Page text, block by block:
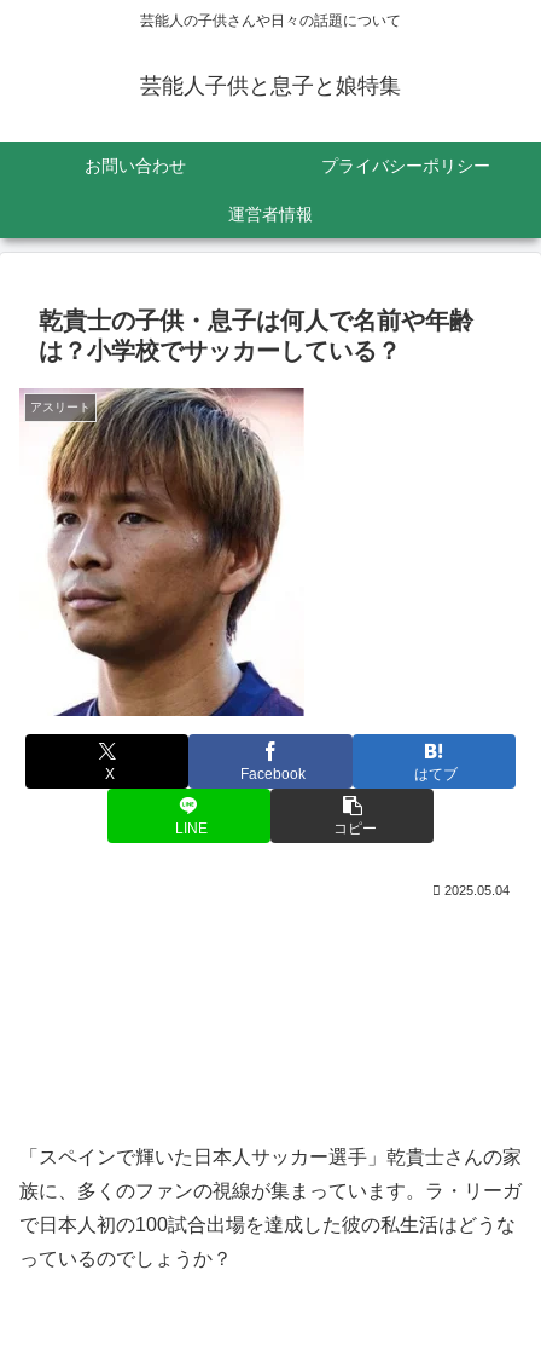
芸能人の子供さんや日々の話題について
芸能人子供と息子と娘特集
お問い合わせ プライバシーポリシー
運営者情報
乾貴士の子供・息子は何人で名前や年齢
は？小学校でサッカーしている？
アスリート
X Facebook はてブ
LINE コピー
2025.05.04
「スペインで輝いた日本人サッカー選手」乾貴士さんの家
族に、多くのファンの視線が集まっています。ラ・リーガ
で日本人初の100試合出場を達成した彼の私生活はどうな
っているのでしょうか？